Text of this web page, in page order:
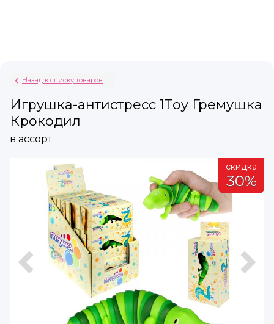
Назад к списку товаров
Игрушка-антистресс 1Toy Гремушка
Крокодил
в ассорт.
скидка
30%